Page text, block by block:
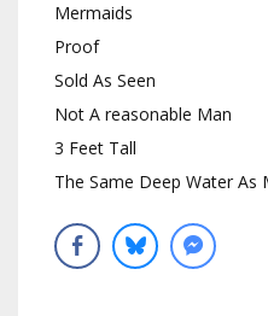
Mermaids
Proof
Sold As Seen
Not A reasonable Man
3 Feet Tall
The Same Deep Water As